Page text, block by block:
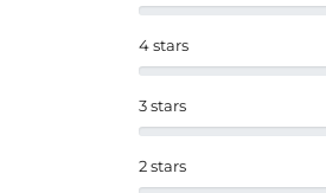
2 stars
3 stars
4 stars